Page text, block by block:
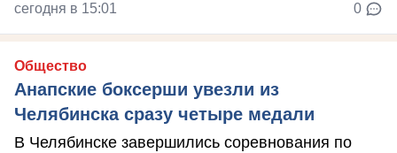
сегодня в 15:01 0
Общество
Анапские боксерши увезли из
Челябинска сразу четыре медали
В Челябинске завершились соревнования по